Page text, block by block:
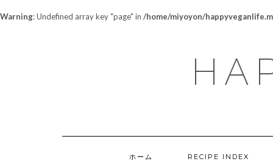
Warning: Undefined array key "page" in /home/miyoyon/
ホーム RECIPE INDEX